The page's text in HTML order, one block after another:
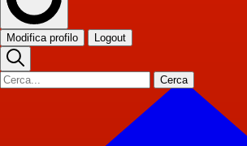
Modifica profilo Logout
Cerca